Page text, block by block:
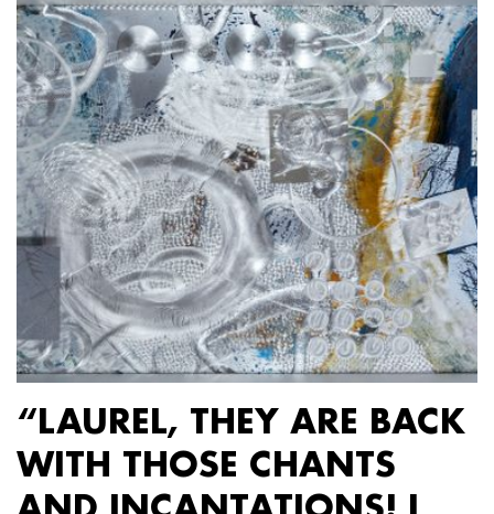
“LAUREL, THEY ARE BACK
WITH THOSE CHANTS